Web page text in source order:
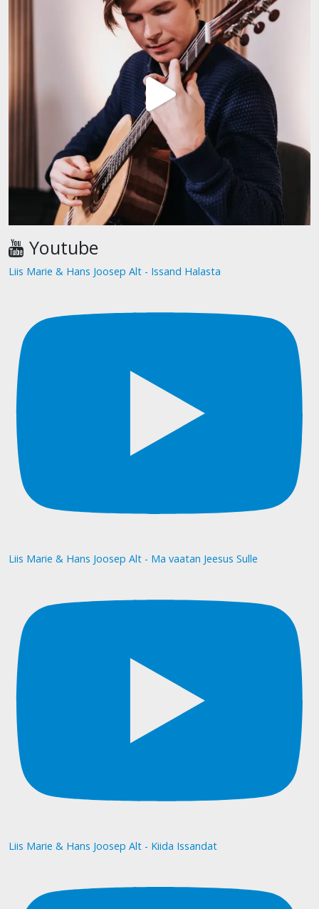
Youtube
Liis Marie & Hans Joosep Alt - Issand Halasta
Liis Marie & Hans Joosep Alt - Ma vaatan Jeesus Sulle
Liis Marie & Hans Joosep Alt - Kiida Issandat